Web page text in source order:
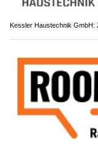
Kessler Haustechnik